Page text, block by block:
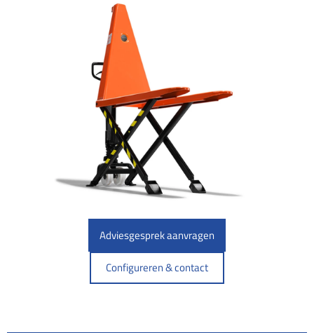
Adviesgesprek aanvragen
Configureren & contact